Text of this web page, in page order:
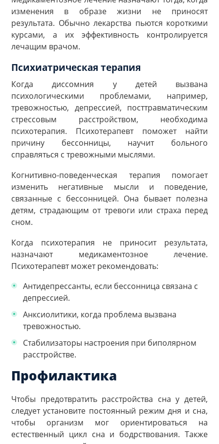
изменения в образе жизни не приносят
результата. Обычно лекарства пьются короткими
курсами, а их эффективность контролируется
лечащим врачом.
Психиатрическая терапия
Когда диссомния у детей вызвана
психологическими проблемами, например,
тревожностью, депрессией, посттравматическим
стрессовым расстройством, необходима
психотерапия. Психотерапевт поможет найти
причину бессонницы, научит больного
справляться с тревожными мыслями.
Когнитивно-поведенческая терапия помогает
изменить негативные мысли и поведение,
связанные с бессонницей. Она бывает полезна
детям, страдающим от тревоги или страха перед
сном.
Когда психотерапия не приносит результата,
назначают медикаментозное лечение.
Психотерапевт может рекомендовать:
Антидепрессанты, если бессонница связана с
депрессией.
Анксиолитики, когда проблема вызвана
тревожностью.
Стабилизаторы настроения при биполярном
расстройстве.
Профилактика
Чтобы предотвратить расстройства сна у детей,
следует установите постоянный режим дня и сна,
чтобы организм мог ориентироваться на
естественный цикл сна и бодрствования. Также